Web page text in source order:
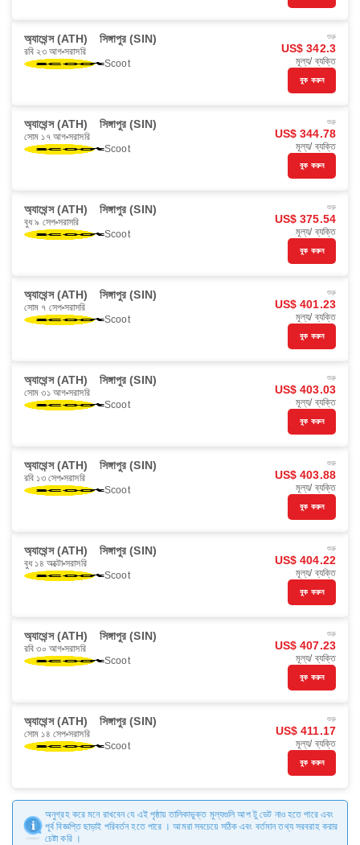
অ্যাথেন্স (ATH) সিঙ্গাপুর (SIN)
রবি ২৩ আগ সরাসরি
Scoot
শুরু
US$ 342.3
মূল্য/ ব্যক্তি
বুক করুন
অ্যাথেন্স (ATH) সিঙ্গাপুর (SIN)
সোম ১৭ আগ সরাসরি
Scoot
শুরু
US$ 344.78
মূল্য/ ব্যক্তি
বুক করুন
অ্যাথেন্স (ATH) সিঙ্গাপুর (SIN)
বুধ ৯ সেপ সরাসরি
Scoot
শুরু
US$ 375.54
মূল্য/ ব্যক্তি
বুক করুন
অ্যাথেন্স (ATH) সিঙ্গাপুর (SIN)
সোম ৭ সেপ সরাসরি
Scoot
শুরু
US$ 401.23
মূল্য/ ব্যক্তি
বুক করুন
অ্যাথেন্স (ATH) সিঙ্গাপুর (SIN)
সোম ৩১ আগ সরাসরি
Scoot
শুরু
US$ 403.03
মূল্য/ ব্যক্তি
বুক করুন
অ্যাথেন্স (ATH) সিঙ্গাপুর (SIN)
রবি ১৩ সেপ সরাসরি
Scoot
শুরু
US$ 403.88
মূল্য/ ব্যক্তি
বুক করুন
অ্যাথেন্স (ATH) সিঙ্গাপুর (SIN)
বুধ ১৪ অক্টো সরাসরি
Scoot
শুরু
US$ 404.22
মূল্য/ ব্যক্তি
বুক করুন
অ্যাথেন্স (ATH) সিঙ্গাপুর (SIN)
রবি ৩০ আগ সরাসরি
Scoot
শুরু
US$ 407.23
মূল্য/ ব্যক্তি
বুক করুন
অ্যাথেন্স (ATH) সিঙ্গাপুর (SIN)
সোম ১৪ সেপ সরাসরি
Scoot
শুরু
US$ 411.17
মূল্য/ ব্যক্তি
বুক করুন
অনুগ্রহ করে মনে রাখবেন যে এই পৃষ্ঠায় তালিকাভুক্ত মূল্যগুলি আপ টু ডেট নাও হতে পারে এবং
পূর্ব বিজ্ঞপ্তি ছাড়াই পরিবর্তন হতে পারে । আমরা সবচেয়ে সঠিক এবং বর্তমান তথ্য সরবরাহ করার
চেষ্টা করি ।